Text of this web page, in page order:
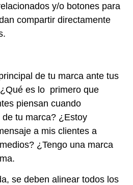
y/o botones para
compartir directamente
de tu marca ante tus
es lo primero que
piensan cuando
tu marca? ¿Estoy
a mis clientes a
¿Tengo una marca
se deben alinear todos los